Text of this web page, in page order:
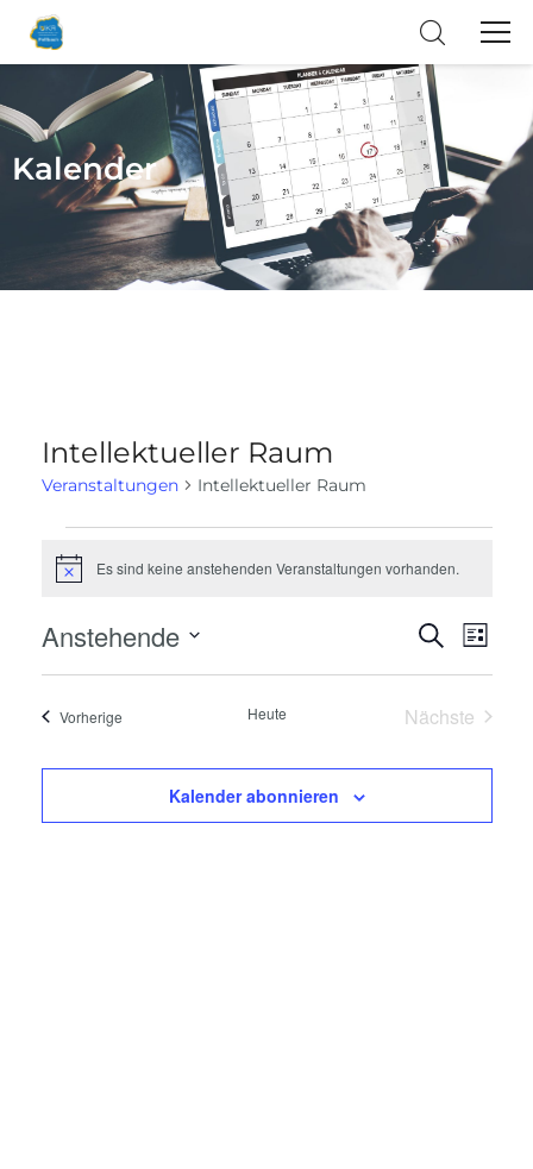
Kalender
Intellektueller Raum
Veranstaltungen Intellektueller Raum
HinweisEs sind keine anstehenden Veranstaltungen vorhanden.
Veranstaltungen
Suche
und
SucheVeranstaltung
Liste
Anstehende
Vorherige Heute
Nächste
Kalender abonnieren